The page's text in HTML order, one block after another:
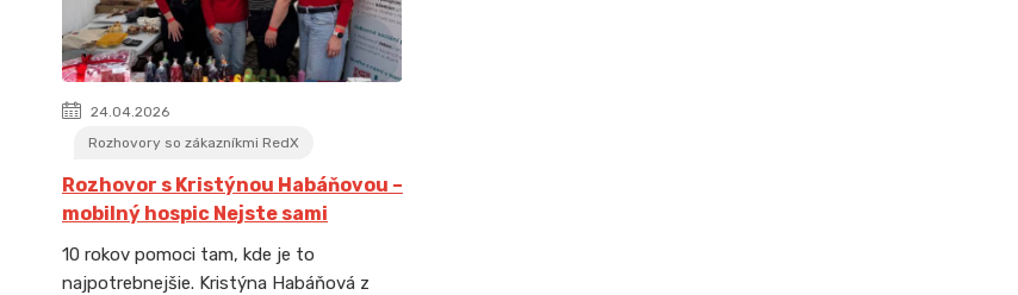
24.04.2026
Rozhovory so zákazníkmi RedX
Rozhovor s Kristýnou Habáňovou –
mobilný hospic Nejste sami
10 rokov pomoci tam, kde je to
najpotrebnejšie. Kristýna Habáňová z